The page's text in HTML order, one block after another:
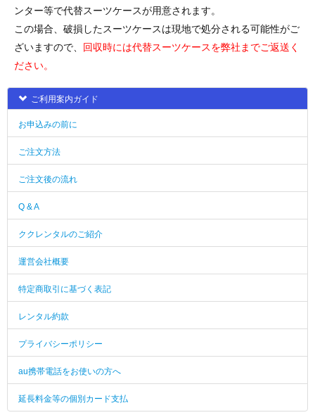
ンター等で代替スーツケースが用意されます。
この場合、破損したスーツケースは現地で処分される可能性がご
ざいますので、 回収時には代替スーツケースを弊社までご返送く
ださい。
ご利用案内ガイド
お申込みの前に
ご注文方法
ご注文後の流れ
Q & A
ククレンタルのご紹介
運営会社概要
特定商取引に基づく表記
レンタル約款
プライバシーポリシー
au携帯電話をお使いの方へ
延長料金等の個別カード支払